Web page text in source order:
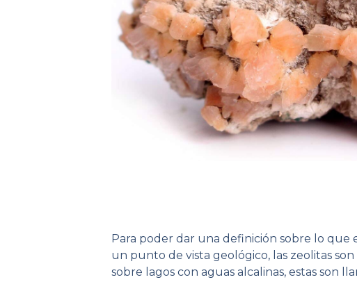
Para poder dar una definición sobre lo que
un punto de vista geológico, las zeolitas
sobre lagos con aguas alcalinas, estas son